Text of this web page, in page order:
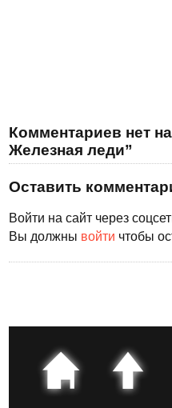
Комментариев нет
Железная леди”
Оставить
Войти на сайт через
Вы должны войти чтобы